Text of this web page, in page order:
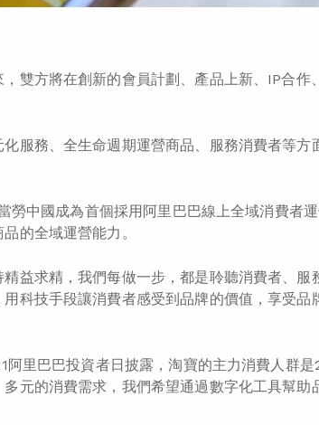
雙方將在創新的會員計劃、產品上新、IP合作
服務、全生命週期運營商品、服務消費者等方
中國成為首個採用阿里巴巴線上全域消費者
的全域運營能力。
益求精，我們每做一步，都是聆聽消費者、服
科技手段讓消費者感受到品牌的價值，享受品
里巴巴投資者日披露，淘寶的主力消費人群是
元的消費需求，我們希望通過數字化工具幫助